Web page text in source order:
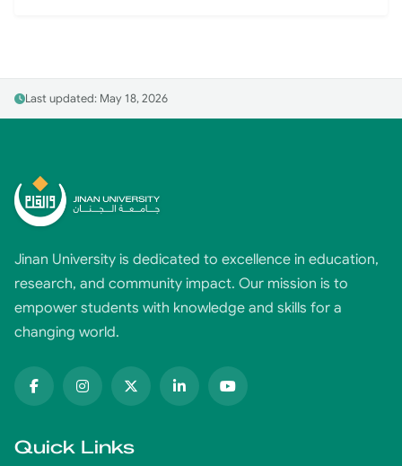
Last updated: May 18, 2026
Jinan University is dedicated to excellence in education,
research, and community impact. Our mission is to
empower students with knowledge and skills for a
changing world.
Quick Links